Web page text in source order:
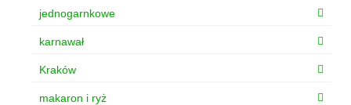
jednogarnkowe
karnawał
Kraków
makaron i ryż